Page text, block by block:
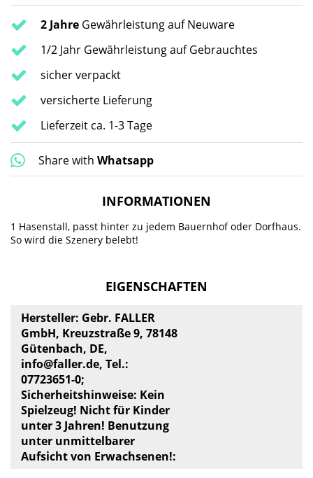
2 Jahre Gewährleistung auf Neuware
1/2 Jahr Gewährleistung auf Gebrauchtes
sicher verpackt
versicherte Lieferung
Lieferzeit ca. 1-3 Tage
Share with Whatsapp
INFORMATIONEN
1 Hasenstall, passt hinter zu jedem Bauernhof oder Dorfhaus.
So wird die Szenery belebt!
EIGENSCHAFTEN
Hersteller: Gebr. FALLER
GmbH, Kreuzstraße 9, 78148
Gütenbach, DE,
info@faller.de, Tel.:
07723651-0;
Sicherheitshinweise: Kein
Spielzeug! Nicht für Kinder
unter 3 Jahren! Benutzung
unter unmittelbarer
Aufsicht von Erwachsenen!: